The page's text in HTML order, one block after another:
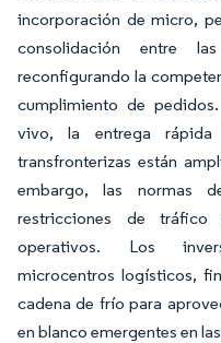
incorporación de micro,
consolidación entre
reconfigurando la
cumplimiento de
vivo, la entrega
transfronterizas están
embargo, las normas
restricciones de
operativos. Los
microcentros logísticos,
cadena de frío para
en blanco emergentes en